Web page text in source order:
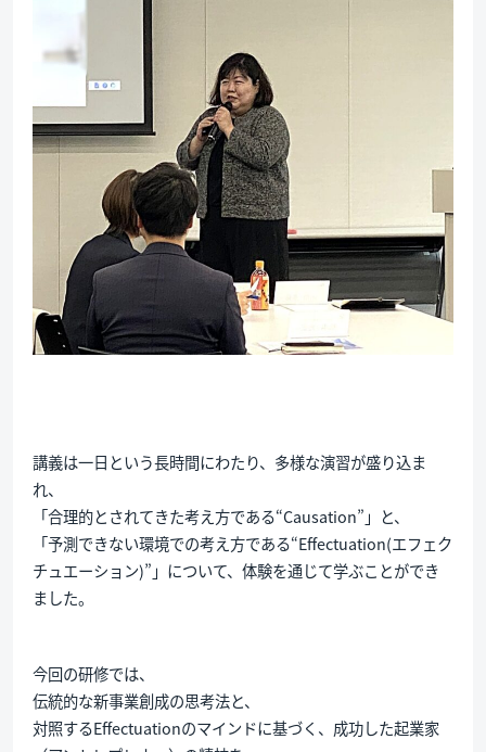
講義は一日という長時間にわたり、多様な演習が盛り込ま
れ、
「合理的とされてきた考え方である“Causation”」と、
「予測できない環境での考え方である“Effectuation(エフェク
チュエーション)”」について、体験を通じて学ぶことができ
ました。
今回の研修では、
伝統的な新事業創成の思考法と、
対照するEffectuationのマインドに基づく、成功した起業家